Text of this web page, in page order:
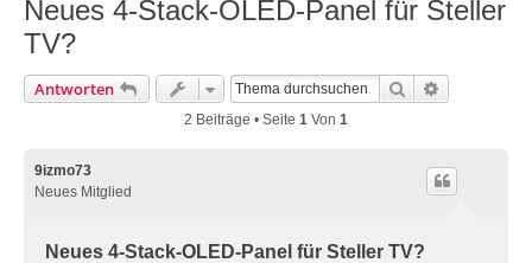
Neues 4-Stack-OLED-Panel für Steller
TV?
Antworten Suche
2 Beiträge • Seite 1 Von 1
9izmo73
Neues Mitglied
Neues 4-Stack-OLED-Panel für Steller TV?